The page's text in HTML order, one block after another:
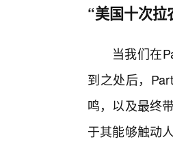
“美国十次
当我们在
到之处后，
鸣，以及最终
于其能够触动